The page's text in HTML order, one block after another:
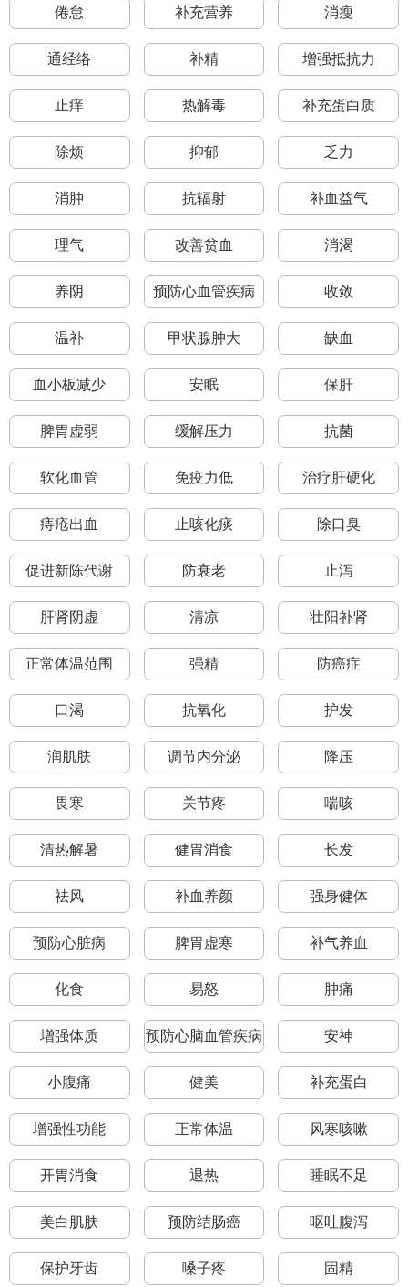
倦怠 补充营养 消瘦
通经络 补精 增强抵抗力
止痒 热解毒 补充蛋白质
除烦 抑郁 乏力
消肿 抗辐射 补血益气
理气 改善贫血 消渴
养阴 预防心血管疾病 收敛
温补 甲状腺肿大 缺血
血小板减少 安眠 保肝
脾胃虚弱 缓解压力 抗菌
软化血管 免疫力低 治疗肝硬化
痔疮出血 止咳化痰 除口臭
促进新陈代谢 防衰老 止泻
肝肾阴虚 清凉 壮阳补肾
正常体温范围 强精 防癌症
口渴 抗氧化 护发
润肌肤 调节内分泌 降压
畏寒 关节疼 喘咳
清热解暑 健胃消食 长发
祛风 补血养颜 强身健体
预防心脏病 脾胃虚寒 补气养血
化食 易怒 肿痛
增强体质 预防心脑血管疾病 安神
小腹痛 健美 补充蛋白
增强性功能 正常体温 风寒咳嗽
开胃消食 退热 睡眠不足
美白肌肤 预防结肠癌 呕吐腹泻
保护牙齿 嗓子疼 固精